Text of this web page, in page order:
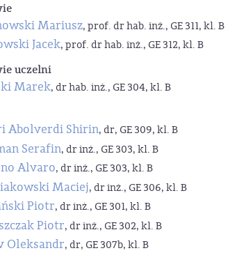
Mariusz, prof. dr hab. inż., GE 311, kl. B
Jacek, prof. dr hab. inż., GE 312, kl. B
uczelni
Marek, dr hab. inż., GE 304, kl. B
Abolverdi Shirin, dr, GE 309, kl. B
Serafin, dr inż., GE 303, kl. B
Alvaro, dr inż., GE 303, kl. B
Maciej, dr inż., GE 306, kl. B
Piotr, dr inż., GE 301, kl. B
Piotr, dr inż., GE 302, kl. B
Oleksandr, dr, GE 307b, kl. B